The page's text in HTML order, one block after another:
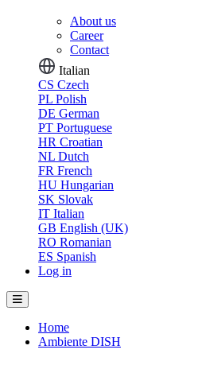
About us
Career
Contact
Italian
CS Czech
PL Polish
DE German
PT Portuguese
HR Croatian
NL Dutch
FR French
HU Hungarian
SK Slovak
IT Italian
GB English (UK)
RO Romanian
ES Spanish
Log in
Home
Ambiente DISH